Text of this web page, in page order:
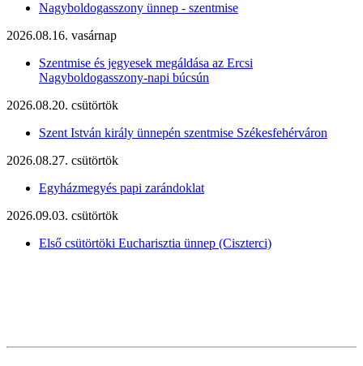
Nagyboldogasszony ünnep - szentmise
2026.08.16. vasárnap
Szentmise és jegyesek megáldása az Ercsi
Nagyboldogasszony-napi búcsún
2026.08.20. csütörtök
Szent István király ünnepén szentmise Székesfehérváron
2026.08.27. csütörtök
Egyházmegyés papi zarándoklat
2026.09.03. csütörtök
Első csütörtöki Eucharisztia ünnep (Ciszterci)